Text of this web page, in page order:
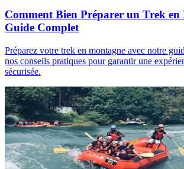
Comment Bien Préparer un Trek en
Guide Complet
Préparez votre trek en montagne avec notre
nos conseils pratiques pour garantir une
sécurisée.